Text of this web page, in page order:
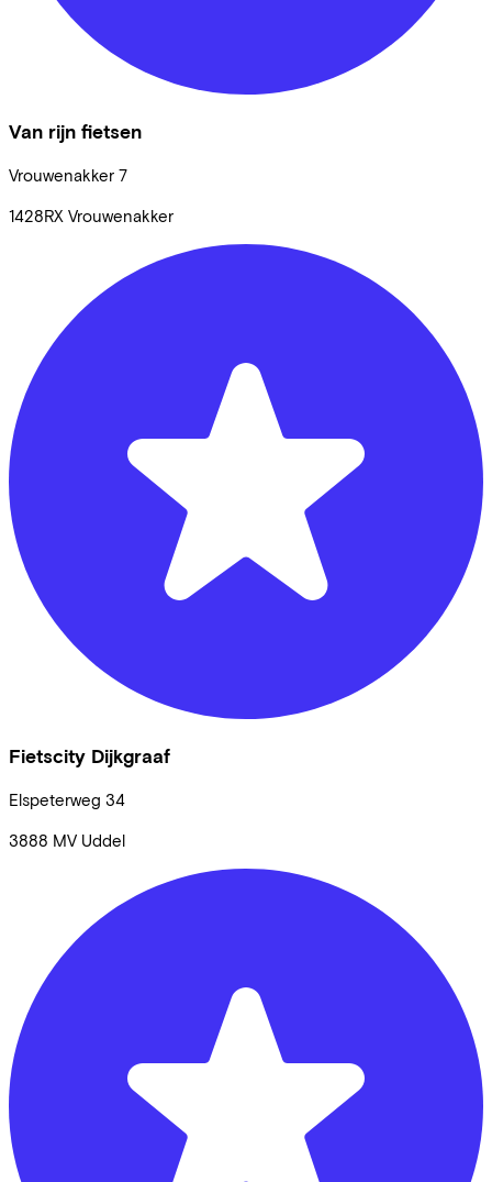
Van rijn fietsen
Vrouwenakker 7
1428RX Vrouwenakker
Fietscity Dijkgraaf
Elspeterweg 34
3888 MV Uddel